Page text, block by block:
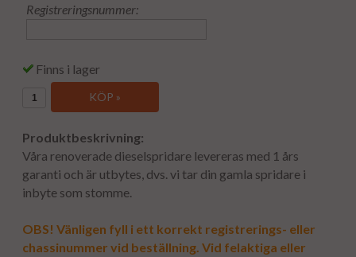
Registreringsnummer:
Finns i lager
KÖP »
Produktbeskrivning:
Våra renoverade dieselspridare levereras med 1 års
garanti och är utbytes, dvs. vi tar din gamla spridare i
inbyte som stomme.
OBS! Vänligen fyll i ett korrekt registrerings- eller
chassinummer vid beställning. Vid felaktiga eller